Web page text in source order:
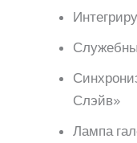
Слэйв»
Лампа